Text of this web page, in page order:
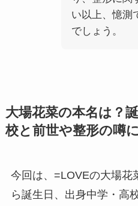
い以上、憶測
でしょう。
大場花菜の本名は？
校と前世や整形の噂
今回は、=LOVEの大場花
ら誕生日、出身中学・高